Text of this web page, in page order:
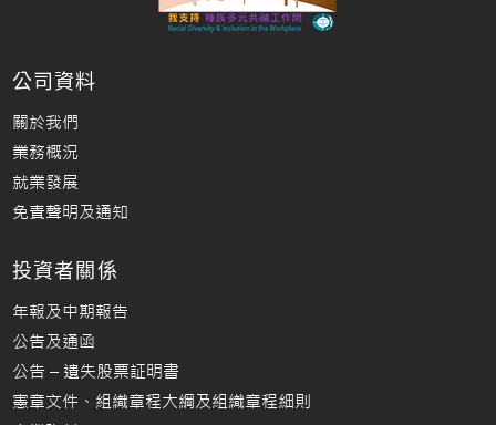
公司資料
關於我們
業務概況
就業發展
免責聲明及通知
投資者關係
年報及中期報告
公告及通函
公告 – 遺失股票証明書
憲章文件、組織章程大綱及組織章程細則